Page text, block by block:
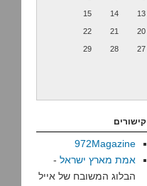
13
14
15
20
21
22
27
28
29
קישורים
972Magazine
אמת מארץ ישראל -
הבלוג המשובח של אייל